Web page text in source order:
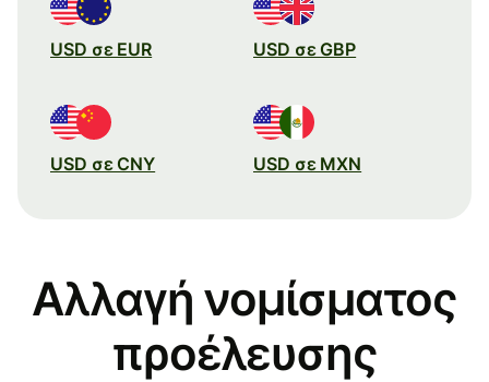
USD σε EUR USD σε GBP
USD σε CNY USD σε MXN
Αλλαγή νομίσματος
προέλευσης